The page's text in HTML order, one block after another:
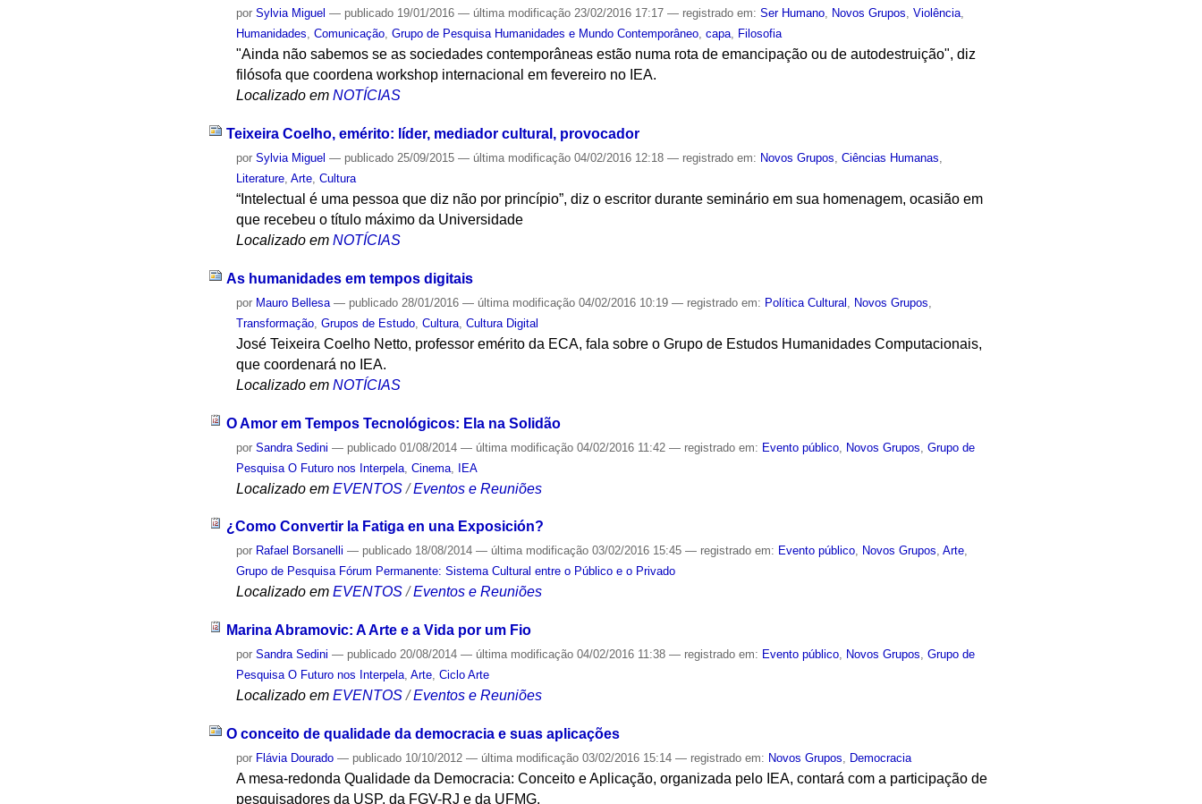
porSylvia Miguel — publicado 19/01/2016— última modificação 23/02/2016 17:17— registrado em:Ser Humano, Novos Grupos,Violência,
Humanidades,Comunicação,Grupo de Pesquisa Humanidades e Mundo Contemporâneo,capa, Filosofia
"Ainda não sabemos se as sociedades contemporâneas estão numa rota de emancipação ou de autodestruição", diz
filósofa que coordena workshop internacional em fevereiro no IEA.
Localizado em NOTÍCIAS
Teixeira Coelho, emérito: líder, mediador cultural, provocador
porSylvia Miguel — publicado 25/09/2015— última modificação 04/02/2016 12:18— registrado em: Novos Grupos,Ciências Humanas,
Literature,Arte,Cultura
“Intelectual é uma pessoa que diz não por princípio”, diz o escritor durante seminário em sua homenagem, ocasião em
que recebeu o título máximo da Universidade
Localizado em NOTÍCIAS
As humanidades em tempos digitais
por Mauro Bellesa — publicado 28/01/2016— última modificação 04/02/2016 10:19— registrado em: Política Cultural Novos Grupos
Transformação ,Grupos de Estudo ,Cultura ,Cultura Digital
José Teixeira Coelho Netto, professor emérito da ECA, fala sobre o Grupo de Estudos Humanidades Computacionais,
que coordenará no IEA.
Localizado em NOTÍCIAS
O Amor em Tempos Tecnológicos: Ela na Solidão
porSandra Sedini — publicado 01/08/2014— última modificação 04/02/2016 11:42— registrado em: Evento público Novos Grupos ,Grupo de
Pesquisa O Futuro nos Interpela ,Cinema IEA
Localizado em EVENTOS /Eventos e Reuniões
¿Como Convertir la Fatiga en una Exposición?
por Rafael Borsanelli — publicado 18/08/2014— última modificação 03/02/2016 15:45— registrado em: Evento público, Novos Grupos,Arte,
Grupo de Pesquisa Fórum Permanente: Sistema Cultural entre o Público e o Privado
Localizado em EVENTOS /Eventos e Reuniões
Marina Abramovic: A Arte e a Vida por um Fio
porSandra Sedini — publicado 20/08/2014— última modificação 04/02/2016 11:38— registrado em: Evento público Novos Grupos ,Grupo de
Pesquisa O Futuro nos Interpela ,Arte ,Ciclo Arte
Localizado em EVENTOS /Eventos e Reuniões
O conceito de qualidade da democracia e suas aplicações
por Flávia Dourado — publicado 10/10/2012— última modificação 03/02/2016 15:14— registrado em: Novos Grupos Democracia
A mesa-redonda Qualidade da Democracia: Conceito e Aplicação, organizada pelo IEA, contará com a participação de
pesquisadores da USP, da FGV-RJ e da UFMG.